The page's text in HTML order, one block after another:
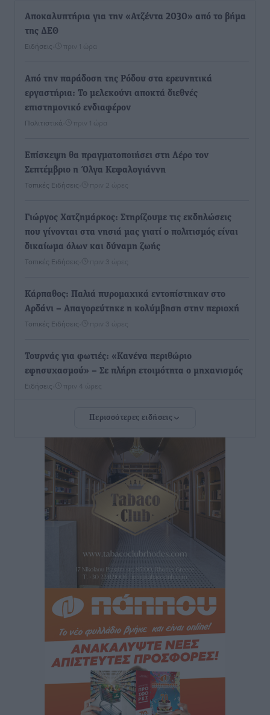
Αποκαλυπτήρια για την «Ατζέντα 2030» από το βήμα
της ΔΕΘ
Ειδήσεις πριν 1 ώρα
Από την παράδοση της Ρόδου στα ερευνητικά
εργαστήρια: Το μελεκούνι αποκτά διεθνές
επιστημονικό ενδιαφέρον
Πολιτιστικά πριν 1 ώρα
Επίσκεψη θα πραγματοποιήσει στη Λέρο τον
Σεπτέμβριο η Όλγα Κεφαλογιάννη
Τοπικές Ειδήσεις πριν 2 ώρες
Γιώργος Χατζημάρκος: Στηρίζουμε τις εκδηλώσεις
που γίνονται στα νησιά μας γιατί ο πολιτισμός είναι
δικαίωμα όλων και δύναμη ζωής
Τοπικές Ειδήσεις πριν 3 ώρες
Κάρπαθος: Παλιά πυρομαχικά εντοπίστηκαν στο
Αρδάνι – Απαγορεύτηκε η κολύμβηση στην περιοχή
Τοπικές Ειδήσεις πριν 3 ώρες
Τουρνάς για φωτιές: «Κανένα περιθώριο
εφησυχασμού» – Σε πλήρη ετοιμότητα ο μηχανισμός
Ειδήσεις πριν 4 ώρες
Καιρός: Επιμένουν οι υψηλές θερμοκρασίες – Ισχυρά
Τοπικές Ειδήσεις πριν 4 ώρες
Τα φοιτητικά ενοίκια «τινάζουν στον αέρα» τους
οικογενειακούς προϋπολογισμούς
Ειδήσεις
Δύο νέοι ξενώνες παραδόθηκαν στις Ένοπλες
Δυνάμεις στη νήσο Ρω
Τοπικές Ειδήσεις πριν 5 ώρες
Συνεχίζεται η έξοδος του Αυγούστου – Πάνω από
34.000 αναχωρούν σήμερα μόνο από τον Πειραιά
πριν 5 ώρες
Μόνιμες θέσεις στους παιδικούς σταθμούς: Οι
προϋποθέσεις, η 24μηνη εμπειρία και οι προθεσμίες
για τους δήμους
• πριν 5 ώρες
Περισσότερες ειδήσεις